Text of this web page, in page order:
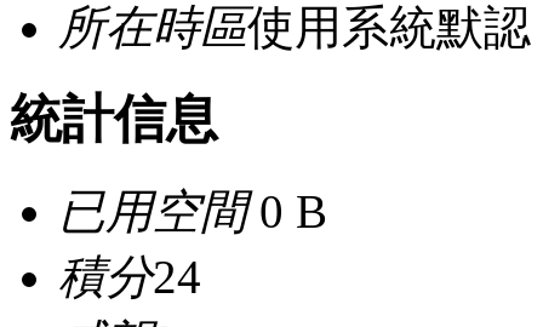
所在時區使用系統默認
統計信息
已用空間0 B
積分24